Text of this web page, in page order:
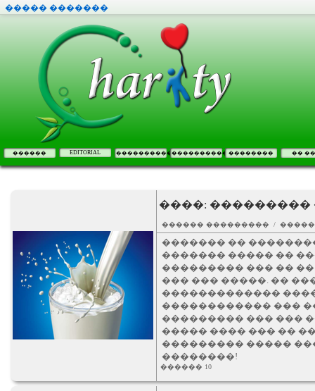
����� �������
������ EDITORIAL �������������������� �������� ��
����: ���������
������ ��������� /
������� ��
������� ����� ��
��������� ��� ��
��� ��� �����. ��
�������������
������������ ���
��������� ��� ���
����� ���� ��� ��
��������� �����
��������!
������ 10